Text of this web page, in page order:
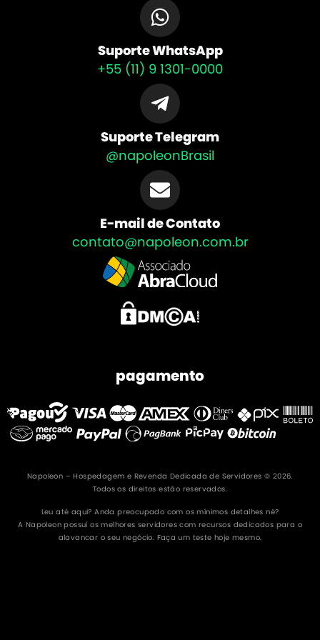
Suporte WhatsApp
+55 (11) 9 1301-0000
Suporte Telegram
@napoleonBrasil
E-mail de Contato
contato@napoleon.com.br
pagamento
Napoleon – Hospedagem e Revenda Dedicada de Servidores © 2026.
Todos os direitos estão reservados.
Leu até aqui? Anda preocupado com os mínimos detalhes né?
A Napoleon possuí os melhores servidores com recursos dedicados para o
alavancar o seu negócio. Faça um teste hoje mesmo.